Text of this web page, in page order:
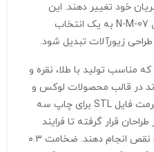
خود تغییر دهند. این
انعطاف‌ پذیری باعث شده تا مدل N-M-07 به یک انتخاب
زیورآلات تبدیل شود.
مناسب تولید با طلا، نقره و
در قالب محصولات لوکس و
خاص به مشتریان عرضه شود. فرمت فایل STL برای چاپ سه‌
قرار گرفته تا فرایند
مدل‌ سازی و اجرا را سریع و بدون نقص انجام دهند. ضخامت ۰.۳